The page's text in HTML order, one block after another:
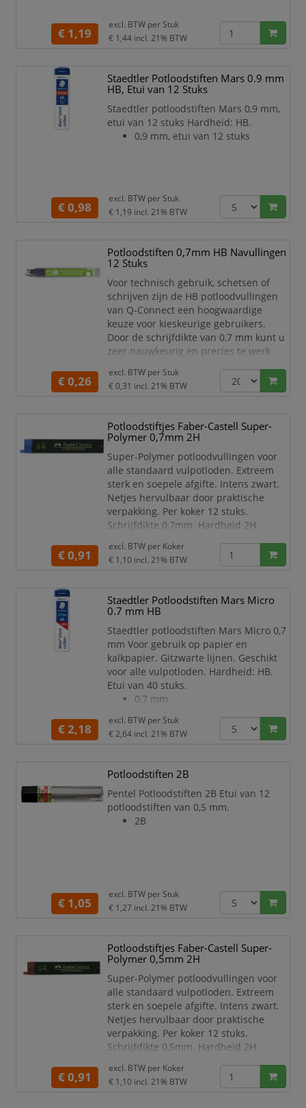
€ 1,19
excl. BTW per Stuk
€ 1,44 incl. 21% BTW
Staedtler Potloodstiften Mars 0.9 mm
HB, Etui van 12 Stuks
Staedtler potloodstiften Mars 0,9 mm,
etui van 12 stuks Hardheid: HB.
0,9 mm, etui van 12 stuks
€ 0,98
excl. BTW per Stuk
€ 1,19 incl. 21% BTW
Potloodstiften 0,7mm HB Navullingen
12 Stuks
Voor technisch gebruik, schetsen of
schrijven zijn de HB potloodvullingen
van Q-Connect een hoogwaardige
keuze voor kieskeurige gebruikers.
Door de schrijfdikte van 0,7 mm kunt u
zeer nauwkeurig en precies te werk
passen uitstekend in navulbare
mechanische potloden en worden
stuks.
Q-Connect potloodstiften
0,7 mm
Etui van 12 stuks
Onbreekbaar en e
€ 0,26
excl. BTW per Stuk
€ 0,31 incl. 21% BTW
Potloodstiftjes Faber-Castell Super-
Polymer 0,7mm 2H
Super-Polymer potloodvullingen voor
alle standaard vulpotloden. Extreem
sterk en soepele afgifte. Intens zwart.
Netjes hervulbaar door praktische
verpakking. Per koker 12 stuks.
Schrijfdikte 0,7mm. Hardheid 2H.
Faber-Castell potloodstiftjes.
Koker met 12 potloodstiftjes.
Lijndikte aangegeven met
kleurcode blauw.
De superpolymeer vullingen zijn
extra breukvast en diepzwart.
Schoon en gemakkelijk navullen
dankzij de praktisch
€ 0,91
excl. BTW per Koker
€ 1,10 incl. 21% BTW
Staedtler Potloodstiften Mars Micro
0.7 mm HB
Staedtler potloodstiften Mars Micro 0,7
mm Voor gebruik op papier en
kalkpapier. Gitzwarte lijnen. Geschikt
voor alle vulpotloden. Hardheid: HB.
Etui van 40 stuks.
0,7 mm
€ 2,18
excl. BTW per Stuk
€ 2,64 incl. 21% BTW
Potloodstiften 2B
Pentel Potloodstiften 2B Etui van 12
potloodstiften van 0,5 mm.
2B
€ 1,05
excl. BTW per Stuk
€ 1,27 incl. 21% BTW
Potloodstiftjes Faber-Castell Super-
Polymer 0,5mm 2H
Super-Polymer potloodvullingen voor
alle standaard vulpotloden. Extreem
sterk en soepele afgifte. Intens zwart.
Netjes hervulbaar door praktische
verpakking. Per koker 12 stuks.
Schrijfdikte 0,5mm. Hardheid 2H.
Faber-Castell potloodstiftjes.
Koker met 12 potloodstiftjes.
€ 0,91
excl. BTW per Koker
€ 1,10 incl. 21% BTW